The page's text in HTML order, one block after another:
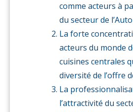
comme acteurs à
du secteur de
La forte
acteurs du monde
cuisines centrales
diversité de l’offre
La
l’attractivité du